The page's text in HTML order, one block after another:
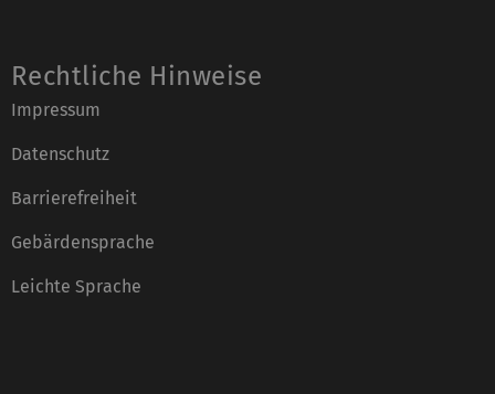
Rechtliche Hinweise
Impressum
Datenschutz
Barrierefreiheit
Gebärdensprache
Leichte Sprache